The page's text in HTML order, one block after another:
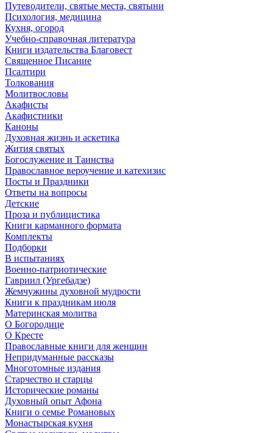
Путеводители, святые места, святыни
Психология, медицина
Кухня, огород
Учебно-справочная литература
Книги издательства Благовест
Священное Писание
Псалтири
Толкования
Молитвословы
Акафисты
Акафистники
Каноны
Духовная жизнь и аскетика
Жития святых
Богослужение и Таинства
Православное вероучение и катехизис
Посты и Праздники
Ответы на вопросы
Детские
Проза и публицистика
Книги карманного формата
Комплекты
Подборки
В испытаниях
Военно-патриотические
Гавриил (Ургебадзе)
Жемчужины духовной мудрости
Книги к праздникам июля
Материнская молитва
О Богородице
О Кресте
Православные книги для женщин
Непридуманные рассказы
Многотомные издания
Старчество и старцы
Исторические романы
Духовный опыт Афона
Книги о семье Романовых
Монастырская кухня